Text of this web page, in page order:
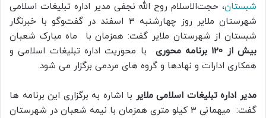
شبستان، حجت‌الاسلام روح الله نجفی مدیر اداره تبلیغات اسلامی
شهرستان ملایر روز چهارشنبه 3 اسفند در گفت‌‍وگو با خبرنگار
شبستان از شهرستان ملایر گفت: همزمان با ماه مبارک شعبان
بیش از 120 برنامه محوری
با محوریت اداره تبلیغات اسلامی و
همکاری ادارات و نهادها و گروه های مردمی برگزار می شود.
مدیر اداره تبلیغات اسلامی ملایر با اشاره به برگزاری این برنامه ها
گفت: میهمانی 3 کیلو متری همزمان با نیمه شعبان در شهرستان